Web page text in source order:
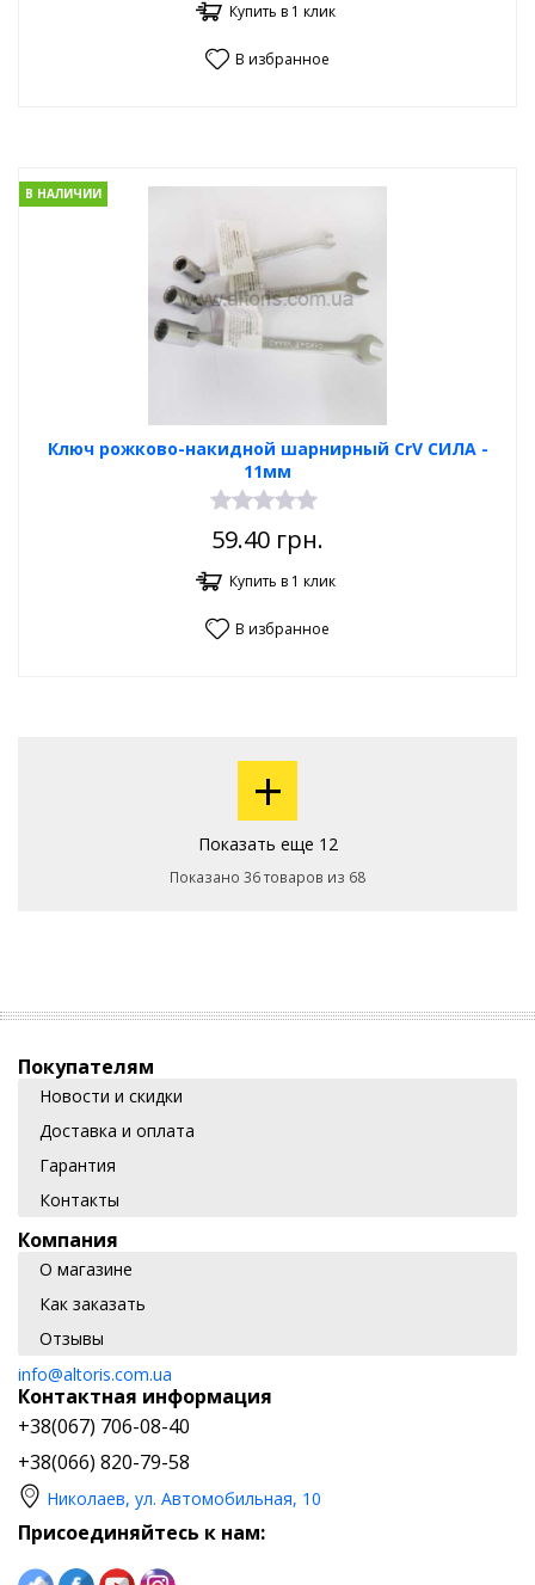
Купить в 1 клик
В избранное
Ключ рожково-накидной шарнирный CrV СИЛА -
11мм
В НАЛИЧИИ
59.40 грн.
Купить в 1 клик
В избранное
+
Показать еще 12
Показано 36 товаров из 68
Покупателям
Новости и скидки
Доставка и оплата
Гарантия
Контакты
Компания
О магазине
Как заказать
Отзывы
info@altoris.com.ua
Контактная информация
+38(067) 706-08-40
+38(066) 820-79-58
Николаев, ул. Автомобильная, 10
Присоединяйтесь к нам: